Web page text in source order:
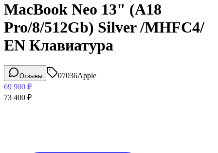
MacBook Neo 13" (A18
Pro/8/512Gb) Silver /MHFC4/
EN Клавиатура
Отзывы 07036Apple
69 900 ₽
73 400 ₽